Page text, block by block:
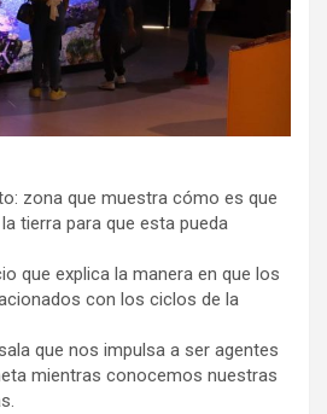
zona que muestra cómo es que
tierra para que esta pueda
que explica la manera en que los
con los ciclos de la
que nos impulsa a ser agentes
mientras conocemos nuestras